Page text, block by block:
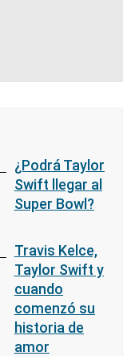
¿Podrá Taylor
Swift llegar al
Super Bowl?
Travis Kelce,
Taylor Swift y
cuando
comenzó su
historia de
amor